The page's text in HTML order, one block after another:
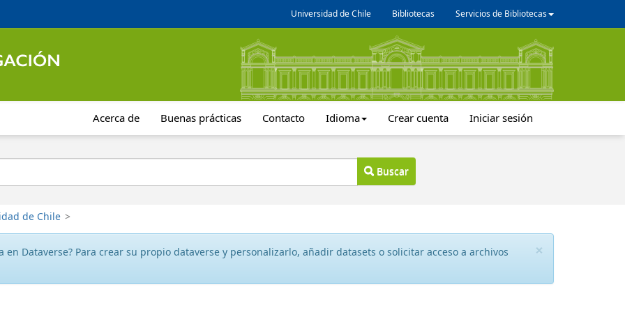
Universidad de Chile Bibliotecas Servicios de Bibliotecas
Acerca de Buenas prácticas Contacto Idioma Crear cuenta Iniciar sesión
Buscar
de Chile >
×
en Dataverse? Para crear su propio dataverse y personalizarlo, añadir datasets o solicitar acceso a archivos